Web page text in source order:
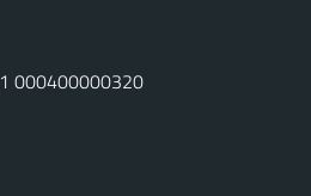
000400000320